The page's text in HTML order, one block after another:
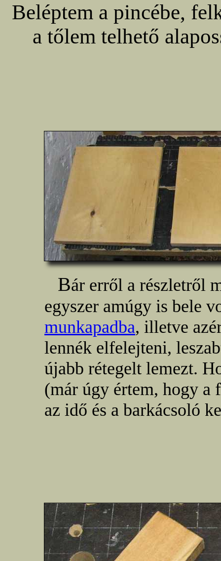
Beléptem a pincébe,
a tőlem telhető
Bár erről a részletről
egyszer amúgy is bele
munkapadba, illetve
lennék elfelejteni,
újabb rétegelt lemezt.
(már úgy értem, hogy a
az idő és a barkácsoló